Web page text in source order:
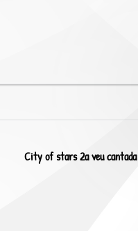
City of stars 2a veu cantada